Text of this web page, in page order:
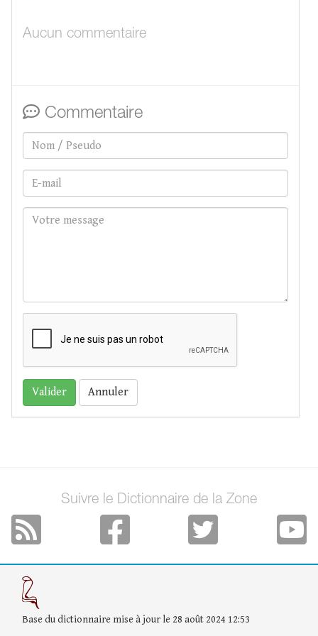
Aucun commentaire
Commentaire
Annuler
Suivre le Dictionnaire de la Zone
Base du dictionnaire mise à jour le 28 août 2024 12:53